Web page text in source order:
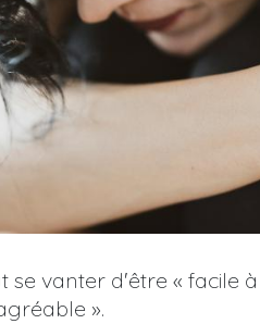
vanter d'être « facile
».